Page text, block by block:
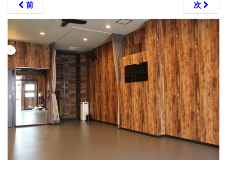
l
e
n
a
v
i
g
a
t
o
n
前 次